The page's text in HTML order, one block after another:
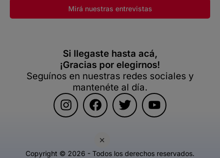
×
Mirá nuestras entrevistas
Si llegaste hasta acá,
¡Gracias por elegirnos!
Seguínos en nuestras redes sociales y
mantenéte al día.
Copyright © 2026 - Todos los derechos reservados.